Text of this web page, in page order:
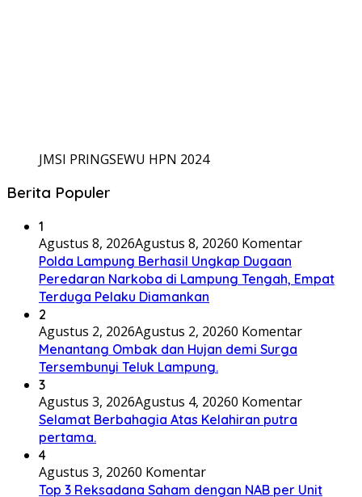
JMSI PRINGSEWU HPN 2024
Berita Populer
1
Agustus 8, 2026Agustus 8, 20260 Komentar
Polda Lampung Berhasil Ungkap Dugaan
Peredaran Narkoba di Lampung Tengah, Empat
Terduga Pelaku Diamankan
2
Agustus 2, 2026Agustus 2, 20260 Komentar
Menantang Ombak dan Hujan demi Surga
Tersembunyi Teluk Lampung.
3
Agustus 3, 2026Agustus 4, 20260 Komentar
Selamat Berbahagia Atas Kelahiran putra
pertama.
4
Agustus 3, 20260 Komentar
Top 3 Reksadana Saham dengan NAB per Unit